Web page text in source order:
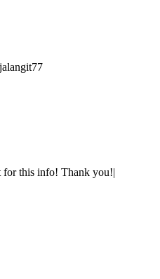
for this info! Thank you!|